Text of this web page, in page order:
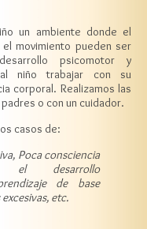
un ambiente donde el
movimiento pueden ser
psicomotor y
al niño trabajar con su
corporal. Realizamos las
o con un cuidador.
casos de:
Poca consciencia
el desarrollo
de base
etc.